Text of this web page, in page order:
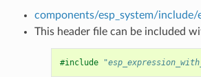
components/esp_system/include/
This header file can be included
#include